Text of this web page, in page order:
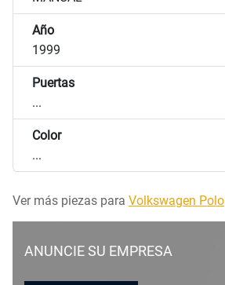
Año
1999
Puertas
...
Color
...
Ver más piezas para Volkswagen Polo
ANUNCIE SU EMPRESA